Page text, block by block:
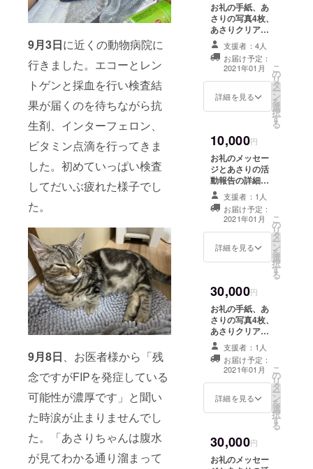
9月3日に近くの動物病院に
行きました。エコーとレン
トゲンと採血を行い検査結
果が届くのを待ちながら抗
生剤、インターフェロン、
ビタミン点滴を行ってきま
した。初めていっぱい検査
してだいぶ疲れた様子でし
た。
9月8日、お医者様から「残
念ですがFIPを発症している
可能性が濃厚です」と聞い
た時涙が止まりませんでし
た。「あさりちゃんは腹水
が見てわかる通り溜まって
お礼の手紙、あ
さりの写真4枚、
あさりクリア
ファイル2枚、あ
さりマグカップ1
個 あさりの活動
報告も一緒に同
封させて頂きま
す。
支援者：4人
お届け予定：
2021年01月
詳細を見る
こ
の
リ
タ
ー
ン
を
選
択
す
る
10,000円
お礼のメッセー
ジとあさりの活
動報告の詳細。
あさりの写真8枚
とあさりの動画1
本。
支援者：1人
お届け予定：
2021年01月
詳細を見る
こ
の
リ
タ
ー
ン
を
選
択
す
る
30,000円
お礼の手紙、あ
さりの写真4枚、
あさりクリア
ファイル2枚、あ
さりマグカップ1
個、あさりトー
トバッグ1個 あ
さりの活動報告
も一緒に同封さ
支援者：1人
お届け予定：
2021年01月
詳細を見る
こ
の
リ
タ
ー
ン
を
選
択
す
る
30,000円
お礼のメッセー